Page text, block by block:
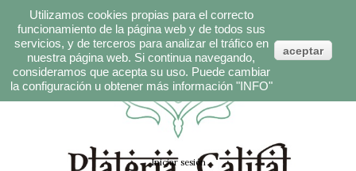
Español
Iniciar sesión
Carrito:
Utilizamos cookies propias para el correcto
funcionamiento de la página web y de todos sus
servicios, y de terceros para analizar el tráfico en
nuestra página web. Si continua navegando,
consideramos que acepta su uso. Puede cambiar
la configuración u obtener más información "INFO"
aceptar